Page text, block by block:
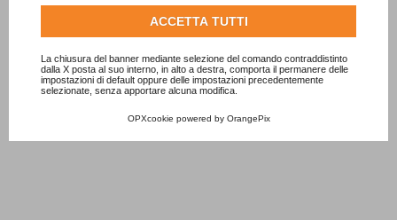
Consulta l'informativa cookie completa.
ACCETTA TUTTI
La chiusura del banner mediante selezione del comando contraddistinto
dalla X posta al suo interno, in alto a destra, comporta il permanere delle
impostazioni di default oppure delle impostazioni precedentemente
selezionate, senza apportare alcuna modifica.
OPXcookie powered by OrangePix